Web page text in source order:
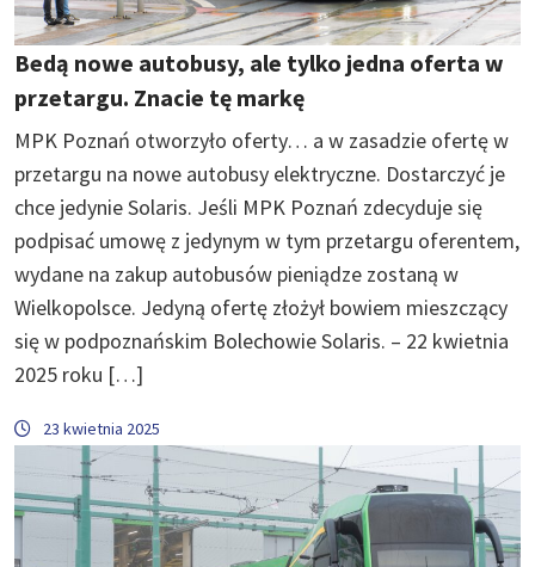
Bedą nowe autobusy, ale tylko jedna oferta w
przetargu. Znacie tę markę
MPK Poznań otworzyło oferty… a w zasadzie ofertę w
przetargu na nowe autobusy elektryczne. Dostarczyć je
chce jedynie Solaris. Jeśli MPK Poznań zdecyduje się
podpisać umowę z jedynym w tym przetargu oferentem,
wydane na zakup autobusów pieniądze zostaną w
Wielkopolsce. Jedyną ofertę złożył bowiem mieszczący
się w podpoznańskim Bolechowie Solaris. – 22 kwietnia
2025 roku […]
23 kwietnia 2025